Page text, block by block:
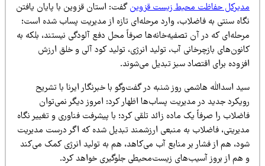
حفاظت محیط زیست قزوینگفت: استان قزوین با پایان یافتن
سنتی به فاضلاب، وارد مرحله‌ای تازه از مدیریت پساب شده است؛
که در آن تصفیه‌خانه‌ها صرفاً محل دفع آلودگی نیستند، بلکه به
بازچرخانی آب، تولید انرژی، تولید کود آلی و خلق ارزش
برای اقتصاد سبز تبدیل می‌شوند.
اسدالله هاشمی روز شنبه در گفت‌وگو با خبرنگار ایرنا با تشریح
جدید در مدیریت پساب‌ها اظهار کرد: امروز دیگر نمی‌توان
را صرفاً یک ماده زائد تلقی کرد؛ با پیشرفت فناوری و تغییر نگاه
فاضلاب به منبعی ارزشمند تبدیل شده که اگر درست مدیریت
هم از فشار بر منابع آب می‌کاهد، هم به تولید انرژی کمک می‌کند
هم از بروز آسیب‌های زیست‌محیطی جلوگیری خواهد کرد.